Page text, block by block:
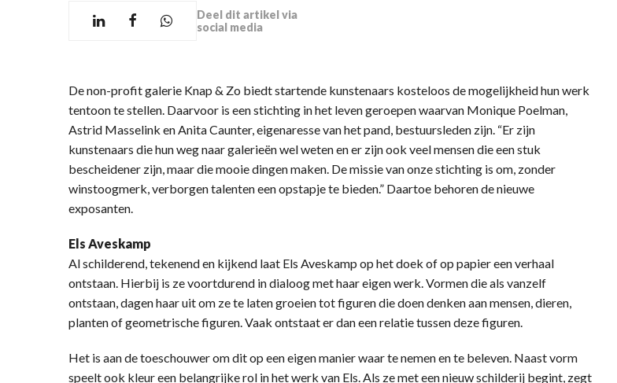
Deel dit artikel via
social media
De non-profit galerie Knap & Zo biedt startende kunstenaars kosteloos de mogelijkheid hun werk
tentoon te stellen. Daarvoor is een stichting in het leven geroepen waarvan Monique Poelman,
Astrid Masselink en Anita Caunter, eigenaresse van het pand, bestuursleden zijn. “Er zijn
kunstenaars die hun weg naar galerieën wel weten en er zijn ook veel mensen die een stuk
bescheidener zijn, maar die mooie dingen maken. De missie van onze stichting is om, zonder
winstoogmerk, verborgen talenten een opstapje te bieden.” Daartoe behoren de nieuwe
exposanten.
Els Aveskamp
Al schilderend, tekenend en kijkend laat Els Aveskamp op het doek of op papier een verhaal
ontstaan. Hierbij is ze voortdurend in dialoog met haar eigen werk. Vormen die als vanzelf
ontstaan, dagen haar uit om ze te laten groeien tot figuren die doen denken aan mensen, dieren,
planten of geometrische figuren. Vaak ontstaat er dan een relatie tussen deze figuren.
Het is aan de toeschouwer om dit op een eigen manier waar te nemen en te beleven. Naast vorm
speelt ook kleur een belangrijke rol in het werk van Els. Als ze met een nieuw schilderij begint, zegt